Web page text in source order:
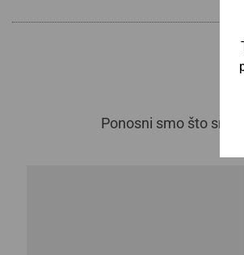
Ponosni smo što